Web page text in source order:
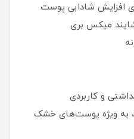
افزایش شادابی پوست
میکس بری
و کاربردی
به‌ ویژه پوست‌های خشک